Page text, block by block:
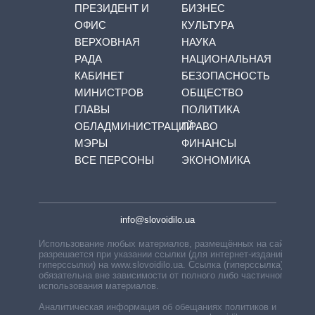
ПРЕЗИДЕНТ И
ОФИС
ВЕРХОВНАЯ
РАДА
КАБИНЕТ
МИНИСТРОВ
ГЛАВЫ
ОБЛАДМИНИСТРАЦИЙ
МЭРЫ
ВСЕ ПЕРСОНЫ
БИЗНЕС
КУЛЬТУРА
НАУКА
НАЦИОНАЛЬНАЯ
БЕЗОПАСНОСТЬ
ОБЩЕСТВО
ПОЛИТИКА
ПРАВО
ФИНАНСЫ
ЭКОНОМИКА
info@slovoidilo.ua
Использование любых материалов, размещённых на сайте,
разрешается при указании ссылки (для интернет-изданий —
гиперссылки) на www.slovoidilo.ua. Ссылка (гиперссылка)
обязательна вне зависимости от полного либо частичного
использования материалов.
Аналитическая информация об обещаниях политиков и